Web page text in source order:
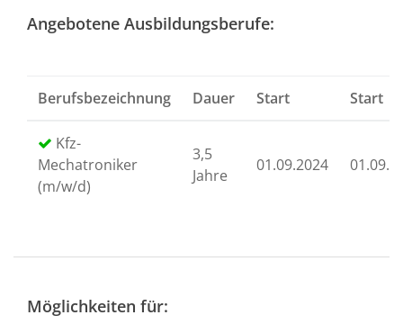
Angebotene Ausbildungsberufe:
Berufsbezeichnung Dauer Start Start
Kfz-
Mechatroniker
(m/w/d)
3,5
Jahre
01.09.2024
Möglichkeiten für: